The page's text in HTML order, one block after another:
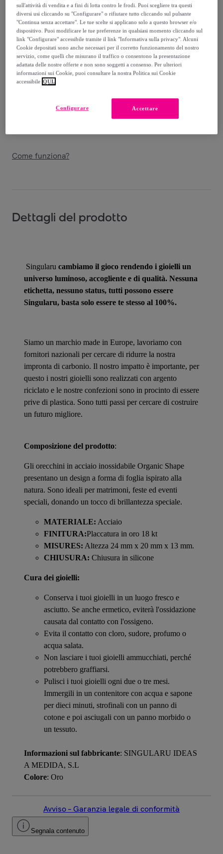
Venduto daSingularu
Consegna
Consegna da
Gratuita da 24,78 € di acquisto
Come funziona?
Dettagli del prodotto
Singularu cambiamo il gioco rendendo i gioielli un
universo luminoso, accogliente e di qualità. Nessuna
etichetta, nessuno status, tutti possono essere
Singularu, basta solo essere te stesso al 100%.
Siamo un marchio made in Europe, lavoriamo con
fornitori nazionali per cercare di ridurre la nostra
impronta di carbonio. Il nostro impatto è importante, per
questo i nostri gioielli sono realizzati con argento
riciclato e le nostre confezioni sono in procinto di essere
prive di plastica. Sono tutti passi per cercare di costruire
un futuro migliore.
Composizione del prodotto:
Gli orecchini in acciaio inossidabile Organic Shape
presentano un design a forma di foglia ispirato alla
natura. Sono ideali per matrimoni, feste ed eventi
speciali, donando un tocco di brillantezza speciale.
MATERIALE: Acciaio
FINITURA:Placcatura in oro 18 kt
MISURES: Altezza 24 mm x 20 mm x 13 mm.
CHIUSURA: Chiusura in silicone
Cura dei gioielli:
Conserva i tuoi gioielli in un luogo fresco e
asciutto. Se anche ermetico, eviterà l'ossidazione
causata dal contatto con l'ossigeno.
Evita il contatto con cloro, sudore, profumo o
acqua salata.
Non lasciare i tuoi gioielli ammucchiati, perché
potrebbero graffiarsi.
Pulisci i tuoi gioielli ogni due o tre mesi.
Immergili in un contenitore con acqua e sapone
per dieci minuti, strofinali con un panno di
cotone e poi asciugali con un panno morbido o
un tessuto.
Informazioni sul fabbricante: SINGULARU IDEAS
A MEDIDA, S.L
Colore: Oro
Avviso – Garanzia legale di conformità
Segnala contenuto
sull'attività di vendita e a fini di lotta contro le frodi. Puoi scegliere tra questi
diversi usi cliccando su "Configurare" o rifiutare tutto cliccando sul pulsante
"Continua senza accettare". Le tue scelte si applicano solo a questo browser e/o
dispositivo. Puoi modificare le tue preferenze in qualsiasi momento cliccando sul
link "Configurare" accessibile tramite il link "Informativa sulla privacy". Alcuni
Cookie depositati sono anche necessari per il corretto funzionamento del nostro
servizio, come quelli che misurano il traffico o consentono la presentazione
adattata delle nostre offerte e non sono soggetti a consenso. Per ulteriori
informazioni sui Cookie, puoi consultare la nostra Politica sui Cookie
accessibile QUI.
Accettare
Configurare